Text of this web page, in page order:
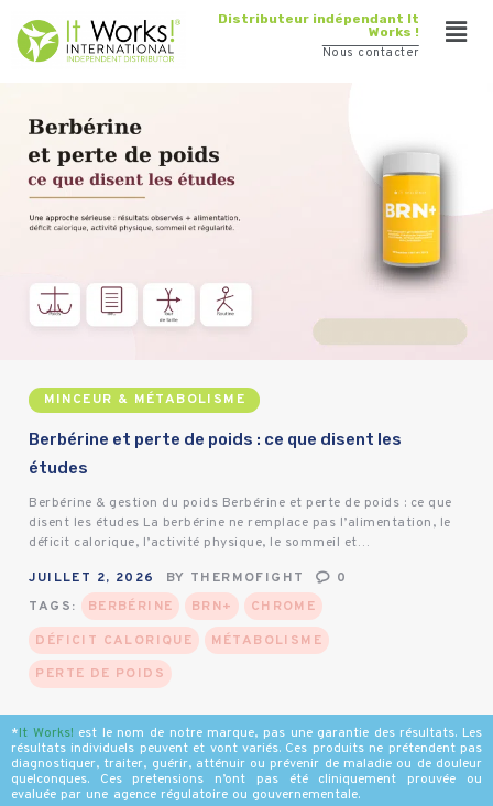
Distributeur indépendant It
Works !
Nous contacter
MINCEUR & MÉTABOLISME
Berbérine et perte de poids : ce que disent les
études
Berbérine & gestion du poids Berbérine et perte de poids : ce que
disent les études La berbérine ne remplace pas l’alimentation, le
déficit calorique, l’activité physique, le sommeil et…
JUILLET 2, 2026
BY THERMOFIGHT
0
TAGS:
BERBÉRINE BRN+
CHROME
DÉFICIT CALORIQUE
MÉTABOLISME
PERTE DE POIDS
*It Works! est le nom de notre marque, pas une garantie des résultats. Les
résultats individuels peuvent et vont variés. Ces produits ne prétendent pas
diagnostiquer, traiter, guérir, atténuir ou prévenir de maladie ou de douleur
quelconques. Ces pretensions n’ont pas été cliniquement prouvée ou
evaluée par une agence régulatoire ou gouvernementale.